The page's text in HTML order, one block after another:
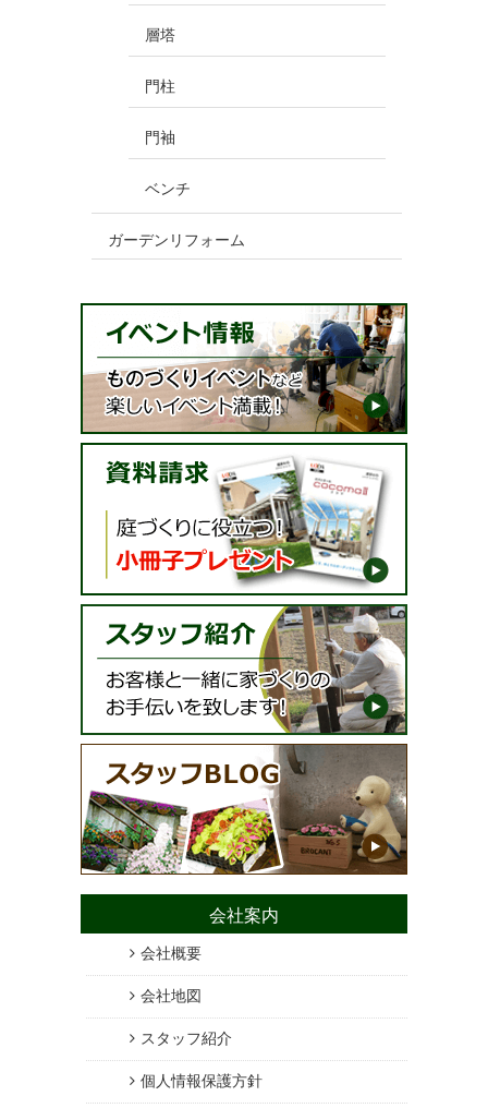
層塔
門柱
門袖
ベンチ
ガーデンリフォーム
会社案内
会社概要
会社地図
スタッフ紹介
個人情報保護方針